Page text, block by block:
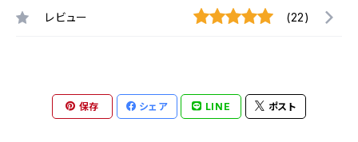
レビュー (22)
保存 シェア LINE ポスト